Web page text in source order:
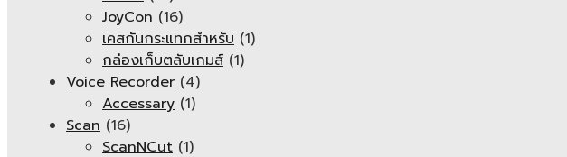
JoyCon (16)
เคสกันกระแทกสำหรับ (1)
กล่องเก็บตลับเกมส์ (1)
Voice Recorder (4)
Accessary (1)
Scan (16)
ScanNCut (1)